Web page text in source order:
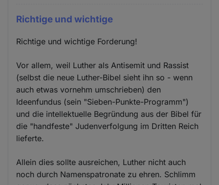
Richtige und wichtige
Richtige und wichtige Forderung!
Vor allem, weil Luther als Antisemit und Rassist
(selbst die neue Luther-Bibel sieht ihn so - wenn
auch etwas vornehm umschrieben) den
Ideenfundus (sein "Sieben-Punkte-Programm")
und die intellektuelle Begründung aus der Bibel für
die "handfeste" Judenverfolgung im Dritten Reich
lieferte.
Allein dies sollte ausreichen, Luther nicht auch
noch durch Namenspatronate zu ehren. Schlimm